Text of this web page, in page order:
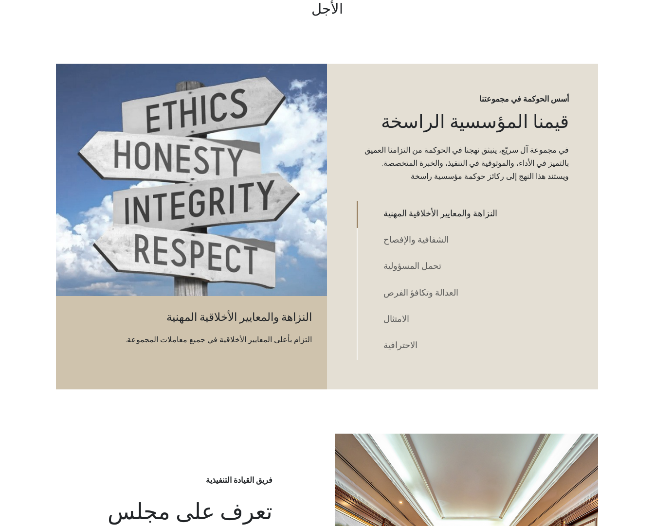
الأجل
أسس الحوكمة في مجموعتنا
قيمنا المؤسسية الراسخة
في مجموعة آل سريّع، ينبثق نهجنا في الحوكمة من التزامنا العميق
بالتميز في الأداء، والموثوقية في التنفيذ، والخبرة المتخصصة.
ويستند هذا النهج إلى ركائز حوكمة مؤسسية راسخة
النزاهة والمعايير الأخلاقية المهنية
الشفافية والإفصاح
تحمل المسؤولية
العدالة وتكافؤ الفرص
الامتثال
الاحترافية
النزاهة والمعايير الأخلاقية المهنية
التزام بأعلى المعايير الأخلاقية في جميع معاملات المجموعة.
فريق القيادة التنفيذية
تعرف على مجلس